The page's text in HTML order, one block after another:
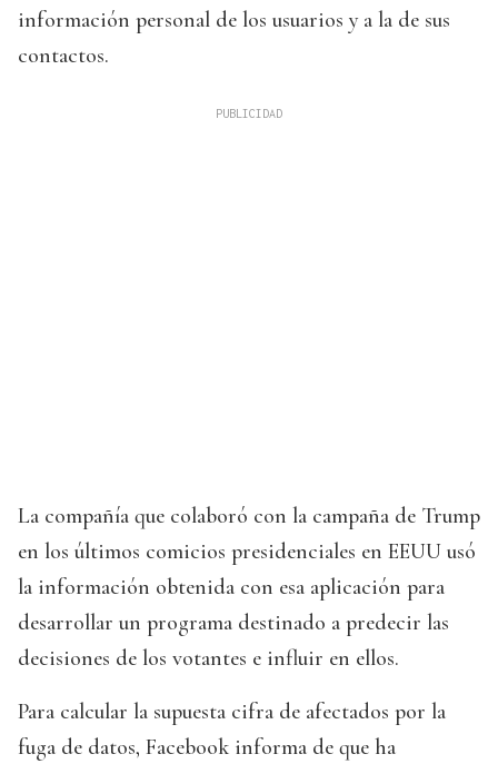
información personal de los usuarios y a la de sus
contactos.
La compañía que colaboró con la campaña de Trump
en los últimos comicios presidenciales en EEUU usó
la información obtenida con esa aplicación para
desarrollar un programa destinado a predecir las
decisiones de los votantes e influir en ellos.
Para calcular la supuesta cifra de afectados por la
fuga de datos, Facebook informa de que ha